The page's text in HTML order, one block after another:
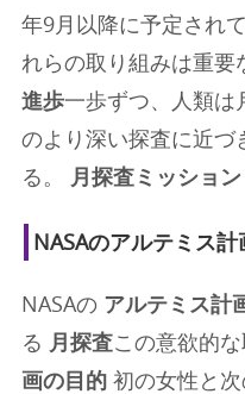
年9月以降に予定され
れらの取り組みは重要
進歩一歩ずつ、人類は
のより深い探査に近づ
る。
月探査ミッション
NASAのアルテミス
NASAの アルテミス計
る 月探査この意欲的
画の目的 初の女性と